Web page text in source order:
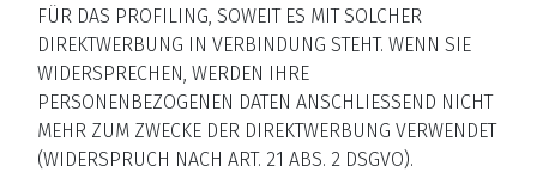
FÜR DAS PROFILING, SOWEIT ES MIT SOLCHER
DIREKTWERBUNG IN VERBINDUNG STEHT. WENN SIE
WIDERSPRECHEN, WERDEN IHRE
PERSONENBEZOGENEN DATEN ANSCHLIESSEND NICHT
MEHR ZUM ZWECKE DER DIREKTWERBUNG VERWENDET
(WIDERSPRUCH NACH ART. 21 ABS. 2 DSGVO).